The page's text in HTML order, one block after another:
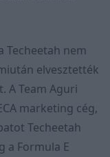
Techeetah nem
elvesztették
A Team Aguri
marketing cég,
Techeetah
a Formula E